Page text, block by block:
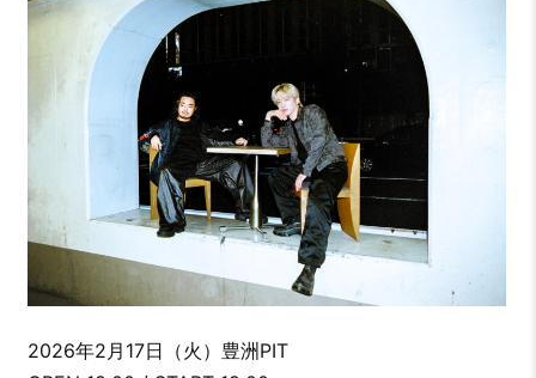
2026年2月17日（火）豊洲PIT